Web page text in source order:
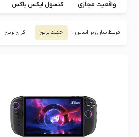
واقعیت مجازی کنسول ایکس باکس
مرتبط سازی بر اساس : جدید ترین گران ترین